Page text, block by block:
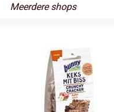
Meerdere shops